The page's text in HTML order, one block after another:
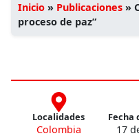
Inicio » Publicaciones »
proceso de paz”
Localidades
Colombia
Fecha
17